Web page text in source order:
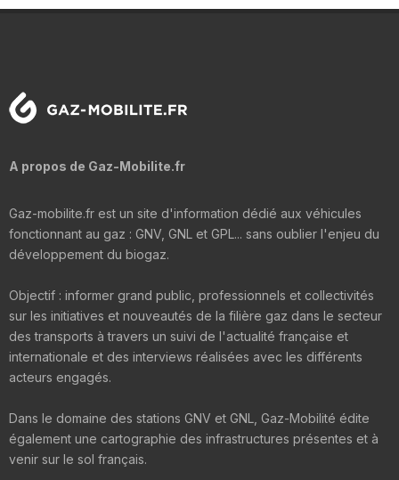
A propos de Gaz-Mobilite.fr
Gaz-mobilite.fr est un site d'information dédié aux véhicules
fonctionnant au gaz : GNV, GNL et GPL... sans oublier l'enjeu du
développement du biogaz.
Objectif : informer grand public, professionnels et collectivités
sur les initiatives et nouveautés de la filière gaz dans le secteur
des transports à travers un suivi de l'actualité française et
internationale et des interviews réalisées avec les différents
acteurs engagés.
Dans le domaine des stations GNV et GNL, Gaz-Mobilité édite
également une cartographie des infrastructures présentes et à
venir sur le sol français.